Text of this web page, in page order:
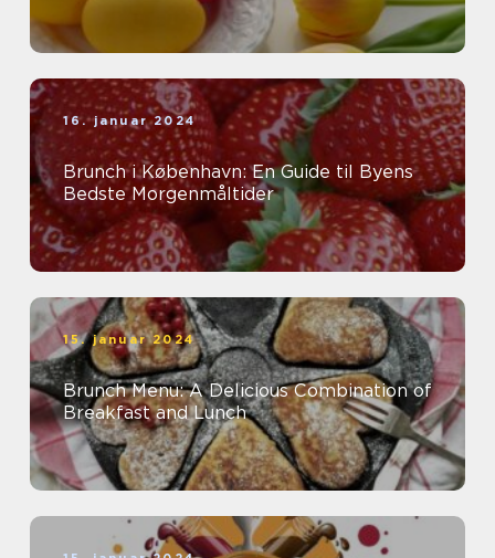
16. januar 2024
Brunch i København: En Guide til Byens
Bedste Morgenmåltider
15. januar 2024
Brunch Menu: A Delicious Combination of
Breakfast and Lunch